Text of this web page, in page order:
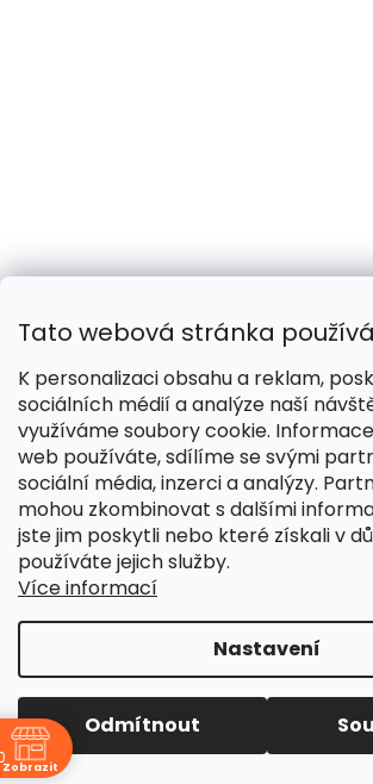
Tato webová stránka
K personalizaci obsahu a reklam,
sociálních médií a analýze naší
využíváme soubory cookie.
web používáte, sdílíme se svými
sociální média, inzerci a analýzy.
mohou zkombinovat s dalšími
jste jim poskytli nebo které získali v
používáte jejich služby.
Více informací
Nastavení
Odmítnout
Dárek zdarma
od 1.500,-
Doprava zdarma
od 2.500,- (platí pro všechny
100% přírodní ingredience
á
p
aKontakt
Zobrazit